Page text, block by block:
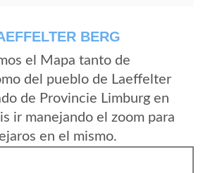
BERG
el Mapa tanto de
del pueblo de Laeffelter
de Provincie Limburg en
ir manejando el zoom para
en el mismo.